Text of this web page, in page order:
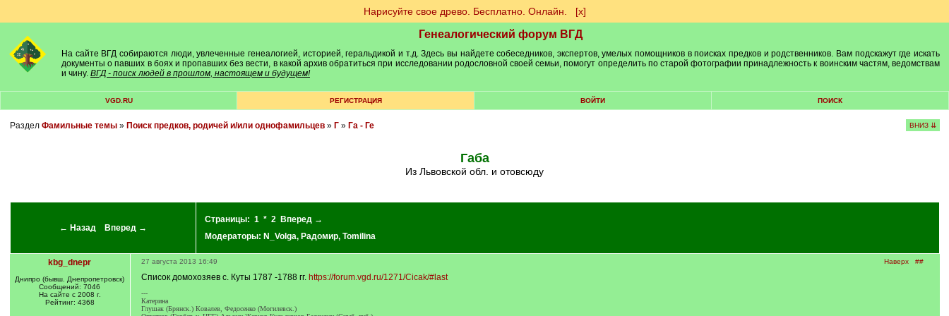
Нарисуйте свое древо. Бесплатно. Онлайн. [х]
Генеалогический форум ВГД
На сайте ВГД собираются люди, увлеченные генеалогией, историей, геральдикой и т.д. Здесь вы найдете собеседников, экспертов, умелых помощников в поисках предков и родственников. Вам подскажут где искать
документы о павших в боях и пропавших без вести, в какой архив обратиться при исследовании родословной своей семьи, помогут определить по старой фотографии принадлежность к воинским частям, ведомствам
и чину. ВГД - поиск людей в прошлом, настоящем и будущем!
VGD.RU РЕГИСТРАЦИЯ ВОЙТИ ПОИСК
Раздел Фамильные темы» Поиск предков, родичей и/или однофамильцев» Г» Га - Ге ВНИЗ ⇊
Габа
из Львовской обл. и отовсюду
← Назад Вперед →
Страницы: 1 * 2
Вперед →
Модераторы: N_Volga, Радомир, Tomilina
kbg_dnepr
Днипро (бывш. Днепропетровск)
Сообщений: 7046
На сайте с 2008 г.
Рейтинг: 4368
Наверх ##
27 августа 2013 16:49
Список домохозяев с. Куты 1787 -1788 гг. https://forum.vgd.ru/1271/Cicak/#last
---
Катерина
Глушак (Брянск.) Ковалев, Федосенко (Могилевск.)